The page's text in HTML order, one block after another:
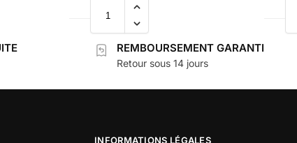
REMBOURSEMENT GARANTI
Retour sous 14 jours
INFORMATIONS LÉGALES